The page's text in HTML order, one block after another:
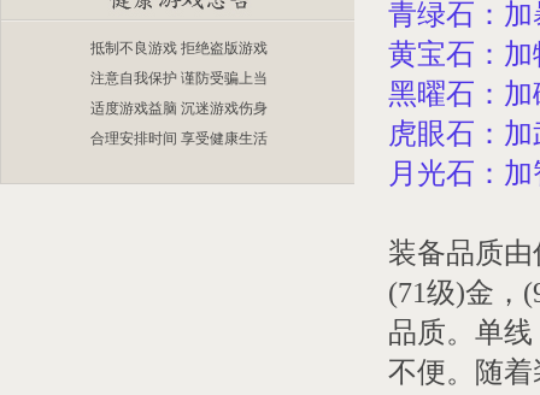
抵制不良游戏 拒绝盗版游戏
注意自我保护 谨防受骗上当
适度游戏益脑 沉迷游戏伤身
合理安排时间 享受健康生活
青绿石：
黄宝石：
黑曜石：
虎眼石：
月光石：
装备品质
(71级)金，
品质。单
不便。随